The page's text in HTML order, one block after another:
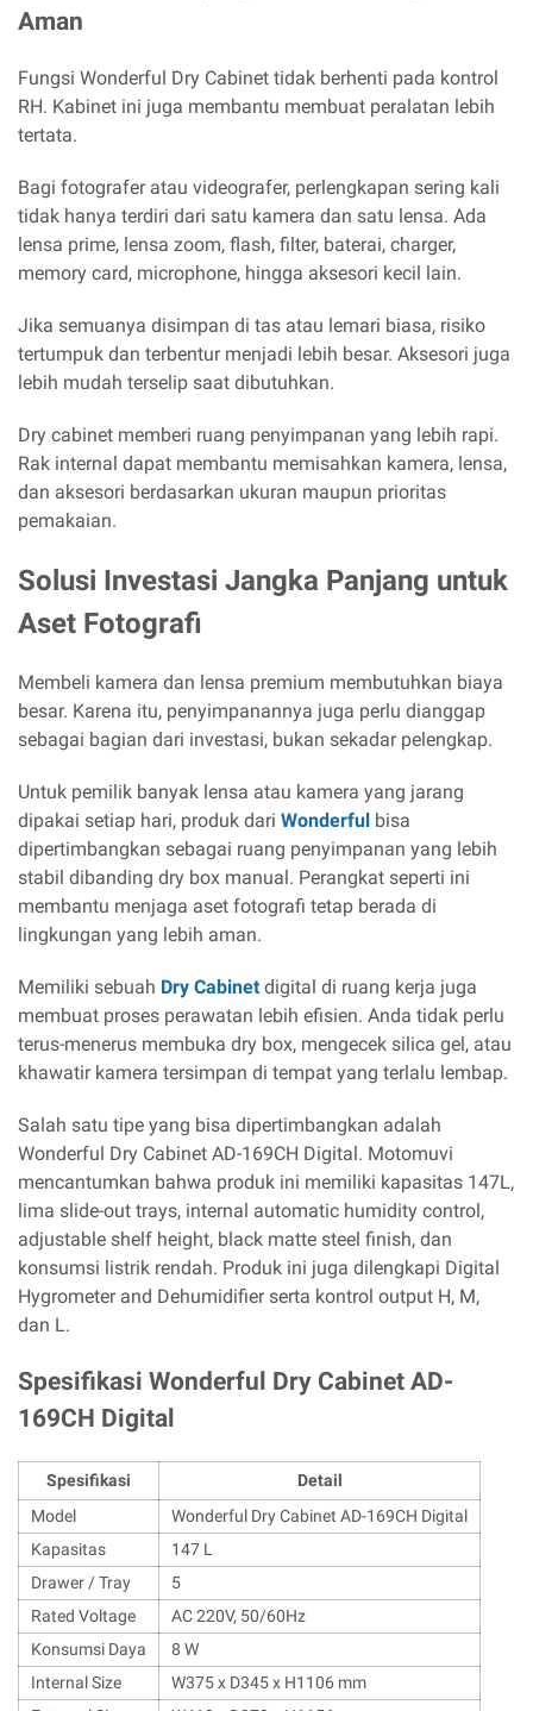
Aman
Fungsi Wonderful Dry Cabinet tidak berhenti pada kontrol
RH. Kabinet ini juga membantu membuat peralatan lebih
tertata.
Bagi fotografer atau videografer, perlengkapan sering kali
tidak hanya terdiri dari satu kamera dan satu lensa. Ada
lensa prime, lensa zoom, flash, filter, baterai, charger,
memory card, microphone, hingga aksesori kecil lain.
Jika semuanya disimpan di tas atau lemari biasa, risiko
tertumpuk dan terbentur menjadi lebih besar. Aksesori juga
lebih mudah terselip saat dibutuhkan.
Dry cabinet memberi ruang penyimpanan yang lebih rapi.
Rak internal dapat membantu memisahkan kamera, lensa,
dan aksesori berdasarkan ukuran maupun prioritas
pemakaian.
Solusi Investasi Jangka Panjang untuk
Aset Fotografi
Membeli kamera dan lensa premium membutuhkan biaya
besar. Karena itu, penyimpanannya juga perlu dianggap
sebagai bagian dari investasi, bukan sekadar pelengkap.
Untuk pemilik banyak lensa atau kamera yang jarang
dipakai setiap hari, produk dari Wonderful bisa
dipertimbangkan sebagai ruang penyimpanan yang lebih
stabil dibanding dry box manual. Perangkat seperti ini
membantu menjaga aset fotografi tetap berada di
lingkungan yang lebih aman.
Memiliki sebuah Dry Cabinet digital di ruang kerja juga
membuat proses perawatan lebih efisien. Anda tidak perlu
terus-menerus membuka dry box, mengecek silica gel, atau
khawatir kamera tersimpan di tempat yang terlalu lembap.
Salah satu tipe yang bisa dipertimbangkan adalah
Wonderful Dry Cabinet AD-169CH Digital. Motomuvi
mencantumkan bahwa produk ini memiliki kapasitas 147L,
lima slide-out trays, internal automatic humidity control,
adjustable shelf height, black matte steel finish, dan
konsumsi listrik rendah. Produk ini juga dilengkapi Digital
Hygrometer and Dehumidifier serta kontrol output H, M,
dan L.
Spesifikasi Wonderful Dry Cabinet AD-
169CH Digital
Spesifikasi
Detail
Model
Wonderful Dry Cabinet AD-169CH Digital
Kapasitas
147 L
Drawer / Tray
5
Rated Voltage
AC 220V, 50/60Hz
Konsumsi Daya
8 W
Internal Size
W375 x D345 x H1106 mm